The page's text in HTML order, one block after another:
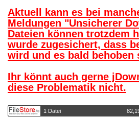
Aktuell kann es bei
Meldungen "Unsicherer
Dateien können trotzdem
wurde zugesichert, dass
wird und es bald behoben
Ihr könnt auch gerne
diese Problematik nicht.
1 Datei